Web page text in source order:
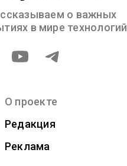
о важных
в мире технологий
О проекте
Редакция
Реклама